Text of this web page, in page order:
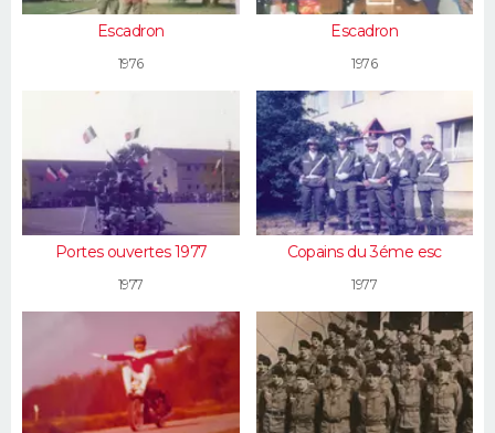
Escadron
1976
Escadron
1976
Portes ouvertes 1977
1977
Copains du 3éme esc
1977